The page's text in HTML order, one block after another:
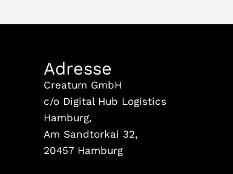
Adresse
Creatum GmbH
c/o Digital Hub Logistics
Hamburg,
Am Sandtorkai 32,
20457 Hamburg